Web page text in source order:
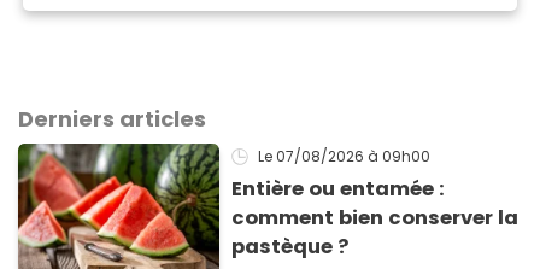
Derniers articles
Le 07/08/2026 à 09h00
Entière ou entamée :
comment bien conserver la
pastèque ?